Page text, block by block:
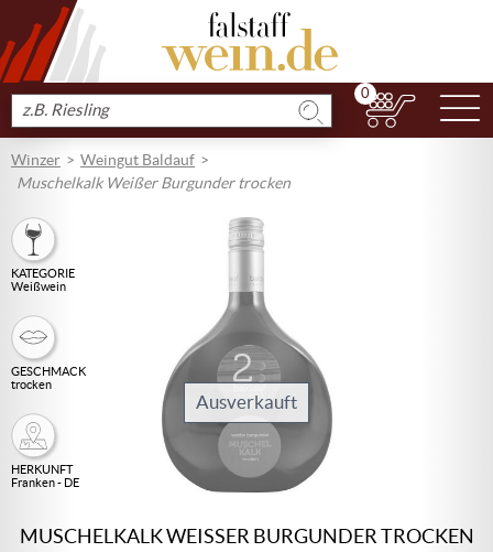
Produkt
suchen
0
Winzer
Weingut Baldauf
Muschelkalk Weißer Burgunder trocken
KATEGORIE
Weißwein
GESCHMACK
trocken
HERKUNFT
Franken - DE
Ausverkauft
MUSCHELKALK WEISSER BURGUNDER TROCKEN